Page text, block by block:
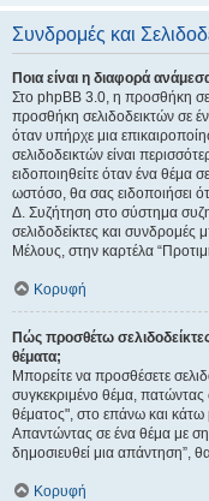
Συνδρομές και
Ποια είναι η διαφορά
Στο phpBB 3.0, η προσθήκη
προσθήκη σελιδοδεικτών σε
όταν υπήρχε μια
σελιδοδεικτών είναι
ειδοποιηθείτε όταν ένα θέμα
ωστόσο, θα σας ειδοποιήσει
Δ. Συζήτηση στο σύστημα
σελιδοδείκτες και
Μέλους, στην καρτέλα
Κορυφή
Πώς προσθέτω
θέματα;
Μπορείτε να προσθέσετε
συγκεκριμένο θέμα,
θέματος", στο επάνω και
Απαντώντας σε ένα θέμα με
δημοσιευθεί μια απάντηση”,
Κορυφή